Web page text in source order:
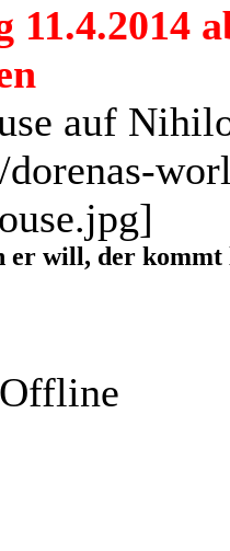
11.4.2014
auf
er will, der kommt